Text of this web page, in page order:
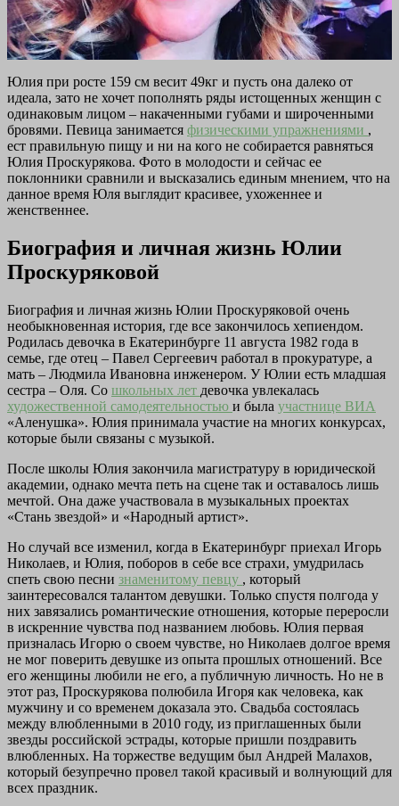
Юлия при росте 159 см весит 49кг и пусть она далеко от
идеала, зато не хочет пополнять ряды истощенных женщин с
одинаковым лицом – накаченными губами и широченными
бровями. Певица занимается физическими упражнениями ,
ест правильную пищу и ни на кого не собирается равняться
Юлия Проскурякова. Фото в молодости и сейчас ее
поклонники сравнили и высказались единым мнением, что на
данное время Юля выглядит красивее, ухоженнее и
женственнее.
Биография и личная жизнь Юлии
Проскуряковой
Биография и личная жизнь Юлии Проскуряковой очень
необыкновенная история, где все закончилось хепиендом.
Родилась девочка в Екатеринбурге 11 августа 1982 года в
семье, где отец – Павел Сергеевич работал в прокуратуре, а
мать – Людмила Ивановна инженером. У Юлии есть младшая
сестра – Оля. Со школьных лет девочка увлекалась
художественной самодеятельностью и была участнице ВИА
«Аленушка». Юлия принимала участие на многих конкурсах,
которые были связаны с музыкой.
После школы Юлия закончила магистратуру в юридической
академии, однако мечта петь на сцене так и оставалось лишь
мечтой. Она даже участвовала в музыкальных проектах
«Стань звездой» и «Народный артист».
Но случай все изменил, когда в Екатеринбург приехал Игорь
Николаев, и Юлия, поборов в себе все страхи, умудрилась
спеть свою песни знаменитому певцу , который
заинтересовался талантом девушки. Только спустя полгода у
них завязались романтические отношения, которые переросли
в искренние чувства под названием любовь. Юлия первая
призналась Игорю о своем чувстве, но Николаев долгое время
не мог поверить девушке из опыта прошлых отношений. Все
его женщины любили не его, а публичную личность. Но не в
этот раз, Проскурякова полюбила Игоря как человека, как
мужчину и со временем доказала это. Свадьба состоялась
между влюбленными в 2010 году, из приглашенных были
звезды российской эстрады, которые пришли поздравить
влюбленных. На торжестве ведущим был Андрей Малахов,
который безупречно провел такой красивый и волнующий для
всех праздник.